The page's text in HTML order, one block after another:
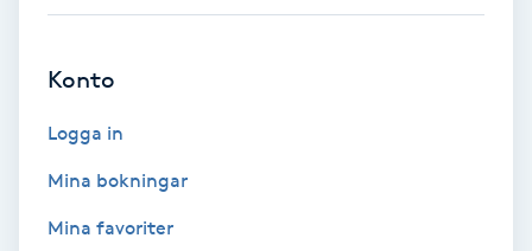
Tatuering
Tatueringsborttagning
Konto
Logga in
Mina bokningar
Mina favoriter